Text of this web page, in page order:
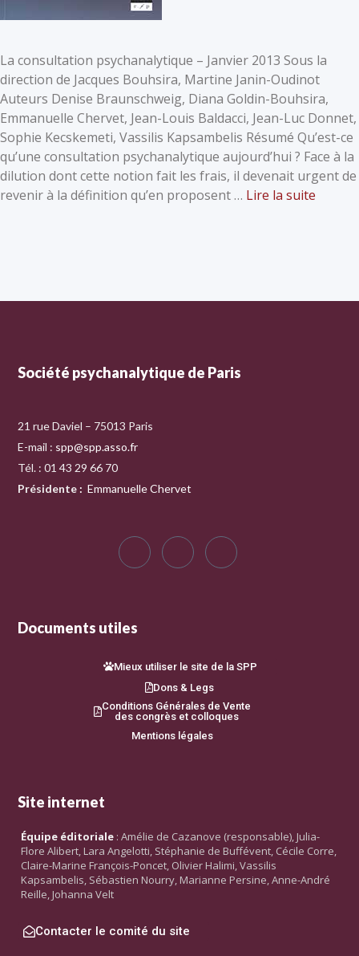
La consultation psychanalytique – Janvier 2013 Sous la
direction de Jacques Bouhsira, Martine Janin-Oudinot
Auteurs Denise Braunschweig, Diana Goldin-Bouhsira,
Emmanuelle Chervet, Jean-Louis Baldacci, Jean-Luc Donnet,
Sophie Kecskemeti, Vassilis Kapsambelis Résumé Qu’est-ce
qu’une consultation psychanalytique aujourd’hui ? Face à la
dilution dont cette notion fait les frais, il devenait urgent de
revenir à la définition qu’en proposent … Lire la suite
Société psychanalytique de Paris
21 rue Daviel – 75013 Paris
E-mail : spp@spp.asso.fr
Tél. : 01 43 29 66 70
Présidente : Emmanuelle Chervet
Documents utiles
Mieux utiliser le site de la SPP
Dons & Legs
Conditions Générales de Vente
des congrès et colloques
Mentions légales
Site internet
Équipe éditoriale : Amélie de Cazanove (responsable), Julia-
Flore Alibert, Lara Angelotti, Stéphanie de Buffévent, Cécile Corre,
Claire-Marine François-Poncet, Olivier Halimi, Vassilis
Kapsambelis, Sébastien Nourry, Marianne Persine, Anne-André
Reille, Johanna Velt
Contacter le comité du site